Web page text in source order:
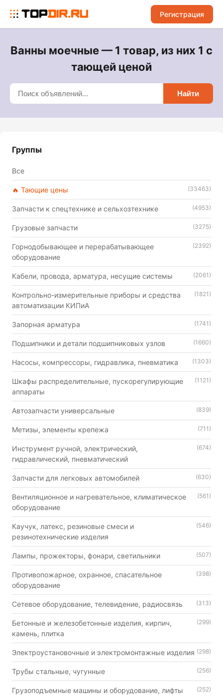
Регистрация
Ванны моечные — 1 товар, из них 1 с
тающей ценой
Найти
Группы
Все
🔥 Тающие цены (33463)
Запчасти к спецтехнике и сельхозтехнике (4953)
Грузовые запчасти (3275)
Горнодобывающее и перерабатывающее
оборудование
(2392)
Кабели, провода, арматура, несущие системы (2061)
Контрольно-измерительные приборы и средства
автоматизации КИПиА
(1821)
Запорная арматура (1741)
Подшипники и детали подшипниковых узлов (1660)
Насосы, компрессоры, гидравлика, пневматика (1303)
Шкафы распределительные, пускорегулирующие
аппараты
(1121)
Автозапчасти универсальные (839)
Метизы, элементы крепежа (711)
Инструмент ручной, электрический,
гидравлический, пневматический
(674)
Запчасти для легковых автомобилей (630)
Вентиляционное и нагревательное, климатическое
оборудование
(561)
Каучук, латекс, резиновые смеси и
резинотехнические изделия
(546)
Лампы, прожекторы, фонари, светильники (507)
Противопожарное, охранное, спасательное
оборудование
(398)
Сетевое оборудование, телевидение, радиосвязь (313)
Бетонные и железобетонные изделия, кирпич,
камень, плитка
(299)
Электроустановочные и электромонтажные изделия (298)
Трубы стальные, чугунные (256)
Грузоподъемные машины и оборудование, лифты (252)